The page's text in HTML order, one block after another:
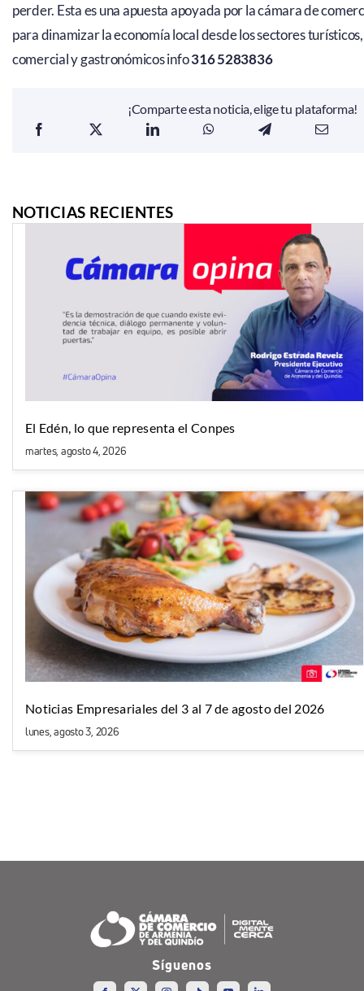
perder. Esta es una apuesta apoyada por la cámara de
para dinamizar la economía local desde los sectores turísticos,
comercial y gastronómicos info316 5283836
¡Comparte esta noticia, elige tu plataforma!
NOTICIAS RECIENTES
El Edén, lo que representa el Conpes
martes, agosto 4, 2026
Noticias Empresariales del 3 al 7 de agosto del 2026
lunes, agosto 3, 2026
Síguenos